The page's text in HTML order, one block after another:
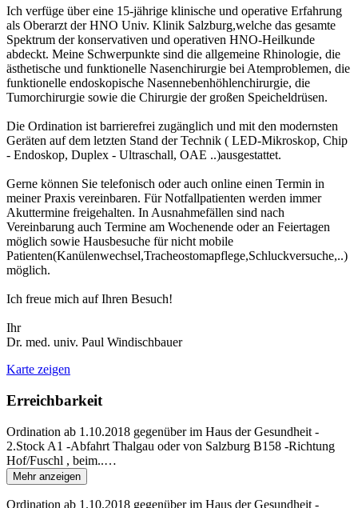
Ich verfüge über eine 15-jährige klinische und operative Erfahrung
als Oberarzt der HNO Univ. Klinik Salzburg,welche das gesamte
Spektrum der konservativen und operativen HNO-Heilkunde
abdeckt. Meine Schwerpunkte sind die allgemeine Rhinologie, die
ästhetische und funktionelle Nasenchirurgie bei Atemproblemen, die
funktionelle endoskopische Nasennebenhöhlenchirurgie, die
Tumorchirurgie sowie die Chirurgie der großen Speicheldrüsen.
Die Ordination ist barrierefrei zugänglich und mit den modernsten
Geräten auf dem letzten Stand der Technik ( LED-Mikroskop, Chip
- Endoskop, Duplex - Ultraschall, OAE ..)ausgestattet.
Gerne können Sie telefonisch oder auch online einen Termin in
meiner Praxis vereinbaren. Für Notfallpatienten werden immer
Akuttermine freigehalten. In Ausnahmefällen sind nach
Vereinbarung auch Termine am Wochenende oder an Feiertagen
möglich sowie Hausbesuche für nicht mobile
Patienten(Kanülenwechsel,Tracheostomapflege,Schluckversuche,..)
möglich.
Ich freue mich auf Ihren Besuch!
Ihr
Dr. med. univ. Paul Windischbauer
Karte zeigen
Erreichbarkeit
Ordination ab 1.10.2018 gegenüber im Haus der Gesundheit -
2.Stock A1 -Abfahrt Thalgau oder von Salzburg B158 -Richtung
Hof/Fuschl , beim..…
Mehr anzeigen
Ordination ab 1.10.2018 gegenüber im Haus der Gesundheit -